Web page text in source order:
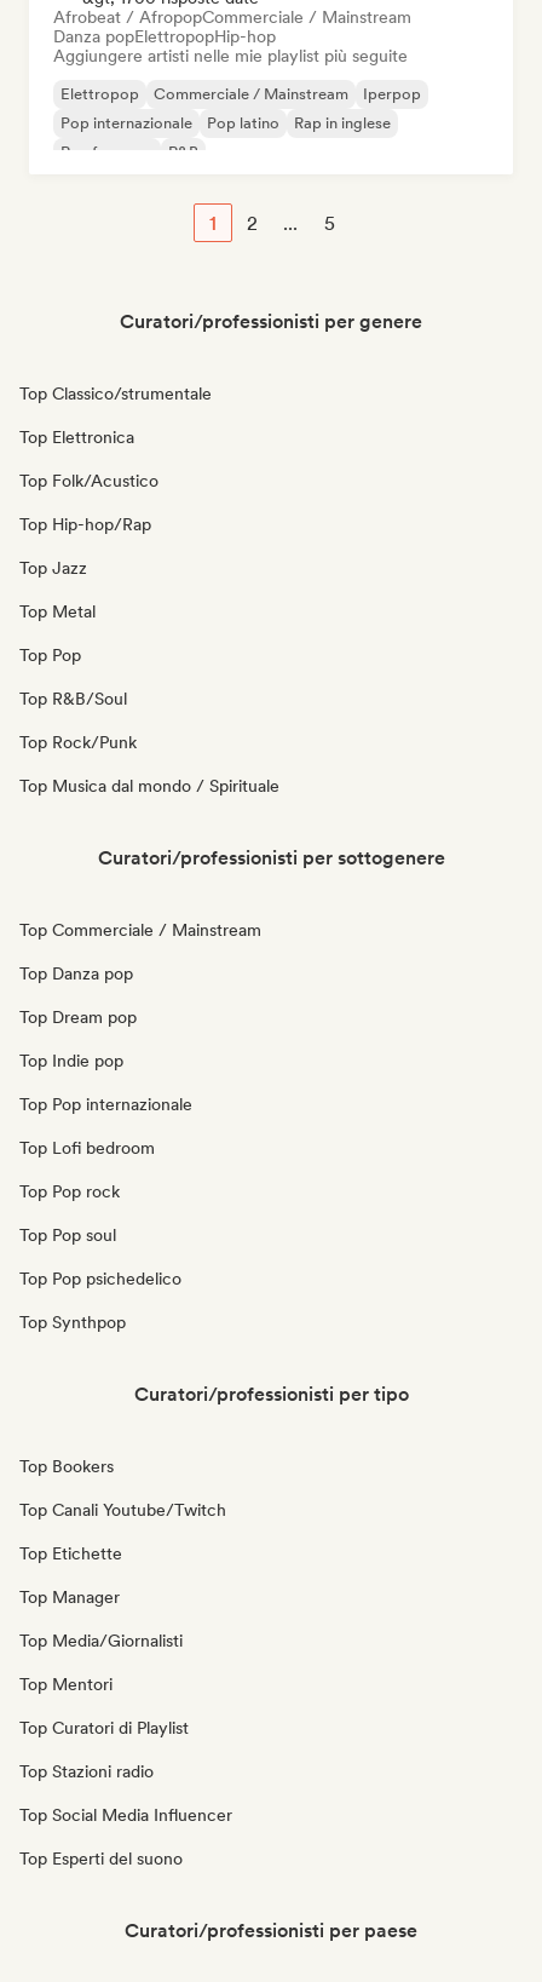
Afrobeat / AfropopCommerciale / Mainstream
Danza popElettropopHip-hop
Aggiungere artisti nelle mie playlist più seguite
Elettropop Commerciale / Mainstream
Iperpop
Pop internazionale
Pop latino
Rap in inglese
Rap francese
R&B
1 2 ... 5
Curatori/professionisti per genere
Top Classico/strumentale
Top Elettronica
Top Folk/Acustico
Top Hip-hop/Rap
Top Jazz
Top Metal
Top Pop
Top R&B/Soul
Top Rock/Punk
Top Musica dal mondo / Spirituale
Curatori/professionisti per sottogenere
Top Commerciale / Mainstream
Top Danza pop
Top Dream pop
Top Indie pop
Top Pop internazionale
Top Lofi bedroom
Top Pop rock
Top Pop soul
Top Pop psichedelico
Top Synthpop
Curatori/professionisti per tipo
Top Bookers
Top Canali Youtube/Twitch
Top Etichette
Top Manager
Top Media/Giornalisti
Top Mentori
Top Curatori di Playlist
Top Stazioni radio
Top Social Media Influencer
Top Esperti del suono
Curatori/professionisti per paese